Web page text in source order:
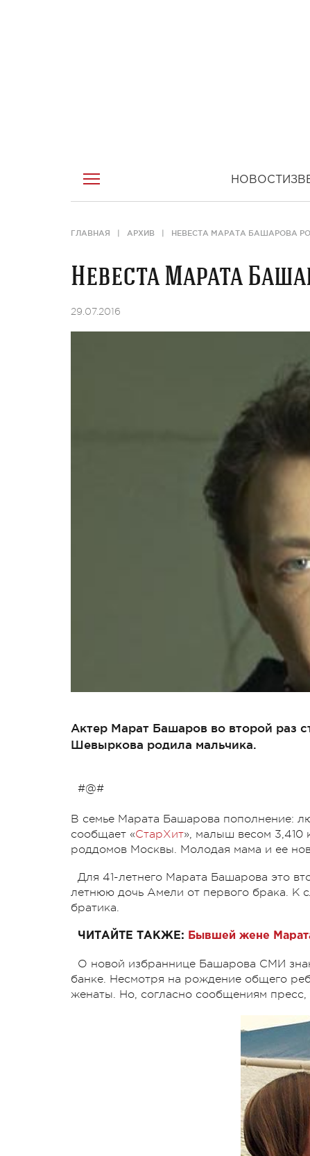
НОВОСТИ
ГЛАВНАЯ АРХИВ НЕВЕСТА МАРАТА БАШАРОВА
Невеста Марата
29.07.2016
Актер Марат Башаров во второй раз
Шевыркова родила мальчика.
#@#
В семье Марата Башарова пополнение:
сообщает «СтарХит», малыш весом 3,410
роддомов Москвы. Молодая мама и ее
Для 41-летнего Марата Башарова это
летнюю дочь Амели от первого брака. К
братика.
ЧИТАЙТЕ ТАКЖЕ: Бывшей жене
О новой избраннице Башарова СМИ
банке. Несмотря на рождение общего
женаты. Но, согласно сообщениям пресс,